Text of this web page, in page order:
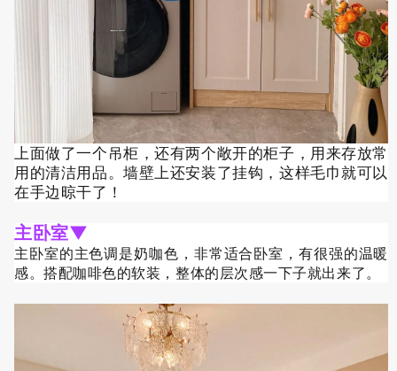
上面做了一个吊柜，还有两个敞开的柜子，用来存放常
用的清洁用品。墙壁上还安装了挂钩，这样毛巾就可以
在手边晾干了！
主卧室▼
主卧室的主色调是奶咖色，非常适合卧室，有很强的温暖
感。搭配咖啡色的软装，整体的层次感一下子就出来了。